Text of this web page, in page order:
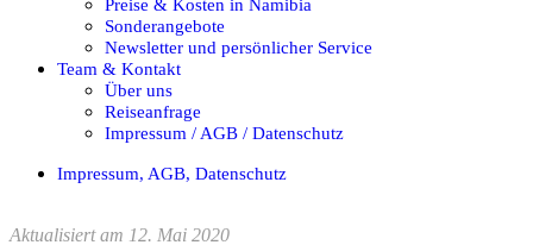
Preise & Kosten in Namibia
Sonderangebote
Newsletter und persönlicher Service
Team & Kontakt
Über uns
Reiseanfrage
Impressum / AGB / Datenschutz
Impressum, AGB, Datenschutz
Aktualisiert am 12. Mai 2020